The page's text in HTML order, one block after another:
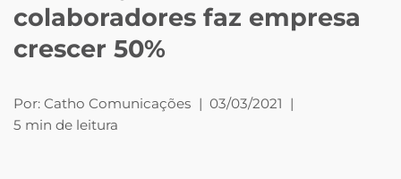
colaboradores faz empresa
crescer 50%
Por: Catho Comunicações | 03/03/2021 |
5 min de leitura